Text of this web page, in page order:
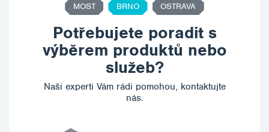
MOST BRNO OSTRAVA
Potřebujete poradit s
výběrem produktů nebo
služeb?
Naši experti Vám rádi pomohou, kontaktujte
nás.